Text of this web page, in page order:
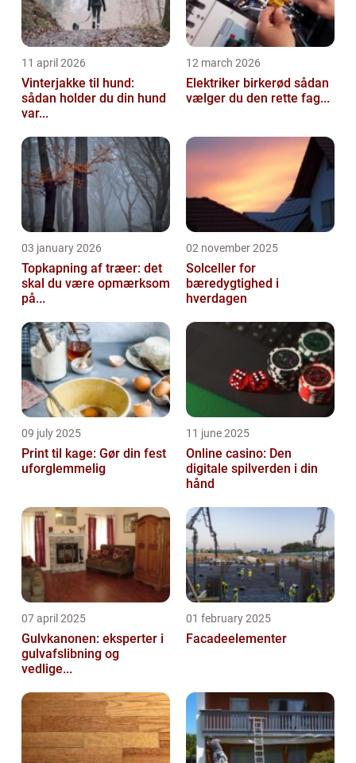
11 april 2026
Vinterjakke til hund:
sådan holder du din hund
var...
12 march 2026
Elektriker birkerød sådan
vælger du den rette fag...
03 january 2026
Topkapning af træer: det
skal du være opmærksom
på...
02 november 2025
Solceller for
bæredygtighed i
hverdagen
09 july 2025
Print til kage: Gør din fest
uforglemmelig
11 june 2025
Online casino: Den
digitale spilverden i din
hånd
07 april 2025
Gulvkanonen: eksperter i
gulvafslibning og
vedlige...
01 february 2025
Facadeelementer